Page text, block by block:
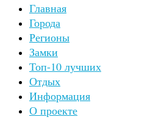
Главная
Города
Регионы
Замки
Топ-10 лучших
Отдых
Информация
О проекте